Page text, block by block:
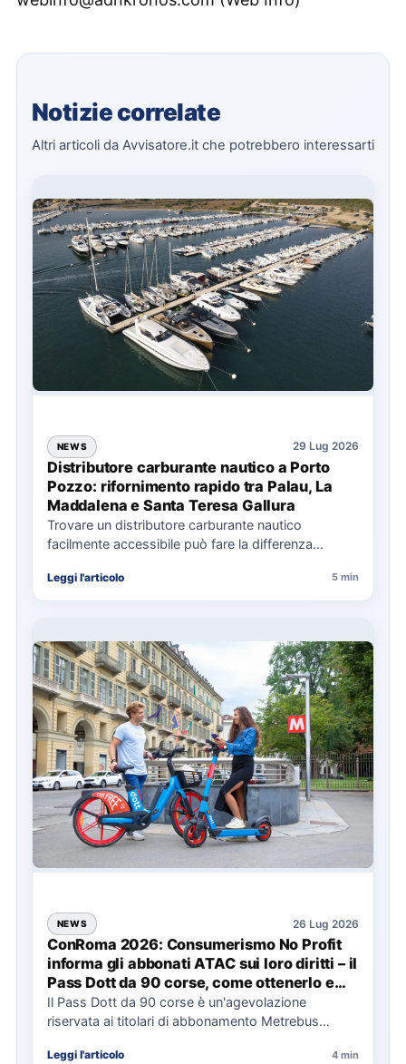
Notizie correlate
Altri articoli da Avvisatore.it che potrebbero interessarti
NEWS 29 Lug 2026
Distributore carburante nautico a Porto
Pozzo: rifornimento rapido tra Palau, La
Maddalena e Santa Teresa Gallura
Trovare un distributore carburante nautico
facilmente accessibile può fare la differenza
soprattutto…
Leggi l'articolo 5 min
NEWS 26 Lug 2026
ConRoma 2026: Consumerismo No Profit
informa gli abbonati ATAC sui loro diritti – il
Pass Dott da 90 corse, come ottenerlo e
cosa spetta in caso di disservizi
Il Pass Dott da 90 corse è un'agevolazione
riservata ai titolari di abbonamento Metrebus
Leggi l'articolo 4 min